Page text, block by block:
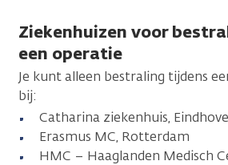
Ziekenhuizen voor
een operatie
Je kunt alleen bestraling tijdens
bij:
Catharina ziekenhuis,
Erasmus MC, Rotterdam
HMC – Haaglanden Medisch